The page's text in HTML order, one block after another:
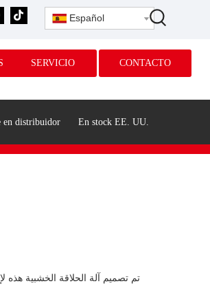
Español
SERVICIO CONTACTO
en distribuidor En stock EE. UU.
تم تصميم آلة الحلاقة الخشبية